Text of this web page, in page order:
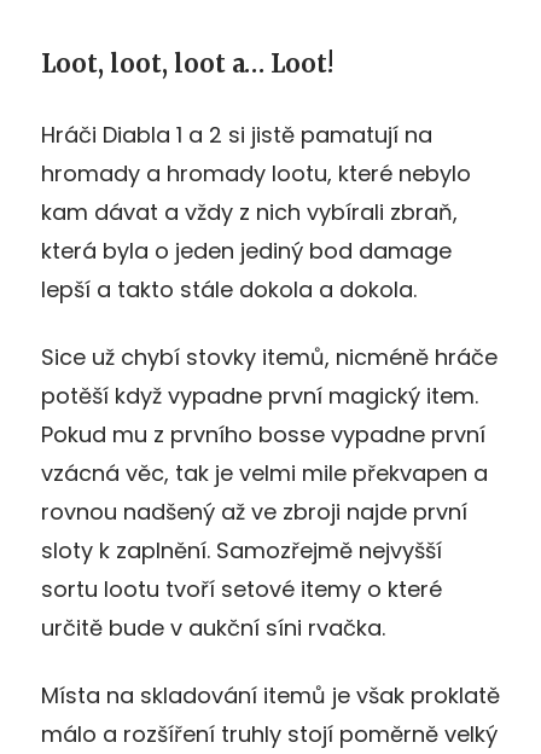
Loot, loot, loot a… Loot!
Hráči Diabla 1 a 2 si jistě pamatují na
hromady a hromady lootu, které nebylo
kam dávat a vždy z nich vybírali zbraň,
která byla o jeden jediný bod damage
lepší a takto stále dokola a dokola.
Sice už chybí stovky itemů, nicméně hráče
potěší když vypadne první magický item.
Pokud mu z prvního bosse vypadne první
vzácná věc, tak je velmi mile překvapen a
rovnou nadšený až ve zbroji najde první
sloty k zaplnění. Samozřejmě nejvyšší
sortu lootu tvoří setové itemy o které
určitě bude v aukční síni rvačka.
Místa na skladování itemů je však proklatě
málo a rozšíření truhly stojí poměrně velký